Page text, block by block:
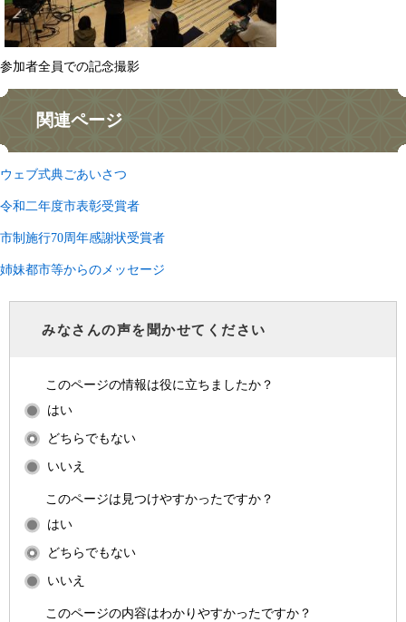
参加者全員での記念撮影
関連ページ
ウェブ式典ごあいさつ
令和二年度市表彰受賞者
市制施行70周年感謝状受賞者
姉妹都市等からのメッセージ
みなさんの声を聞かせてください
このページの情報は役に立ちましたか？
はい
どちらでもない
いいえ
このページは見つけやすかったですか？
はい
どちらでもない
いいえ
このページの内容はわかりやすかったですか？